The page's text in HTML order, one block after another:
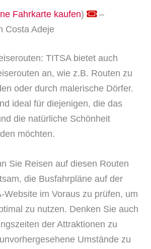
Fahrkarte kaufen)
–
Costa Adeje
TITSA bietet auch
an, wie z.B. Routen zu
oder durch malerische Dörfer.
ideal für diejenigen, die das
die natürliche Schönheit
möchten.
Sie Reisen auf diesen Routen
die Busfahrpläne auf der
Website im Voraus zu prüfen, um
zu nutzen. Denken Sie auch
der Attraktionen zu
Umstände zu